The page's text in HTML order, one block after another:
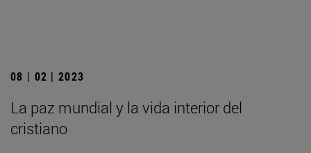
08 | 02 | 2023
La paz mundial y la vida interior del
cristiano